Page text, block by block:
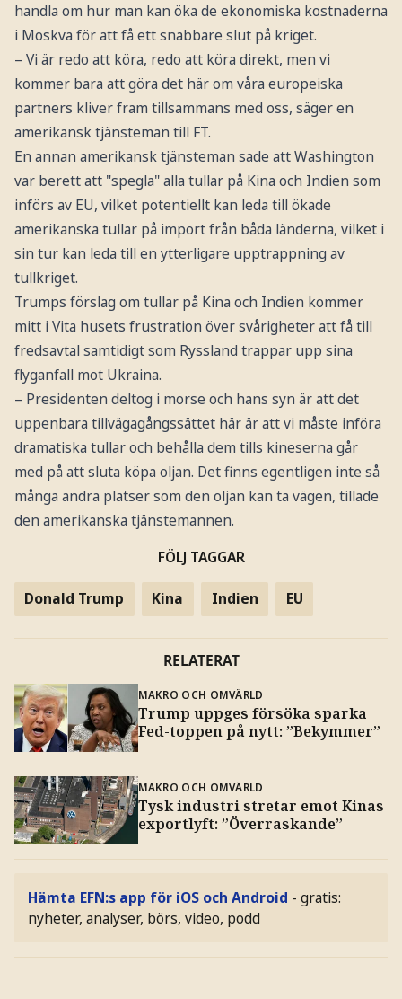
handla om hur man kan öka de ekonomiska kostnaderna
i Moskva för att få ett snabbare slut på kriget.
– Vi är redo att köra, redo att köra direkt, men vi
kommer bara att göra det här om våra europeiska
partners kliver fram tillsammans med oss, säger en
amerikansk tjänsteman till FT.
En annan amerikansk tjänsteman sade att Washington
var berett att "spegla" alla tullar på Kina och Indien som
införs av EU, vilket potentiellt kan leda till ökade
amerikanska tullar på import från båda länderna, vilket i
sin tur kan leda till en ytterligare upptrappning av
tullkriget.
Trumps förslag om tullar på Kina och Indien kommer
mitt i Vita husets frustration över svårigheter att få till
fredsavtal samtidigt som Ryssland trappar upp sina
flyganfall mot Ukraina.
– Presidenten deltog i morse och hans syn är att det
uppenbara tillvägagångssättet här är att vi måste införa
dramatiska tullar och behålla dem tills kineserna går
med på att sluta köpa oljan. Det finns egentligen inte så
många andra platser som den oljan kan ta vägen, tillade
den amerikanska tjänstemannen.
FÖLJ TAGGAR
Donald Trump Kina Indien EU
RELATERAT
MAKRO OCH OMVÄRLD
Trump uppges försöka sparka
Fed-toppen på nytt: ”Bekymmer”
MAKRO OCH OMVÄRLD
Tysk industri stretar emot Kinas
exportlyft: ”Överraskande”
Hämta EFN:s app för iOS och Android - gratis:
nyheter, analyser, börs, video, podd